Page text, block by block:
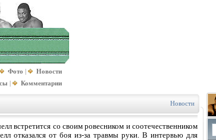
Фото |
Новости
| Комментарии
Новости
встретится со своим ровесником и соотечественником
отказался от боя из-за травмы руки. В интервью для